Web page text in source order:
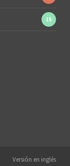
15
Versión en inglés